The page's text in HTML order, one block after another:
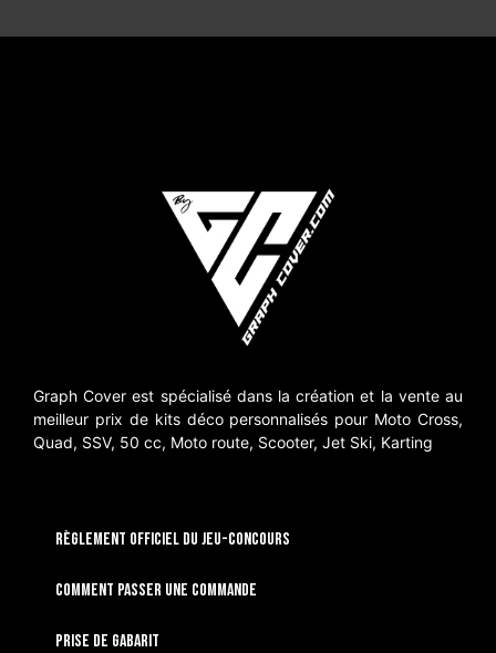
Graph Cover est spécialisé dans la création et la vente au
meilleur prix de kits déco personnalisés pour Moto Cross,
Quad, SSV, 50 cc, Moto route, Scooter, Jet Ski, Karting
RÈGLEMENT OFFICIEL DU JEU-CONCOURS
Comment passer une commande
Prise de gabarit